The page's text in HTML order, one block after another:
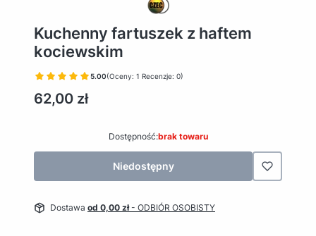
Kuchenny fartuszek z haftem
kociewskim
5.00(Oceny: 1 Recenzje: 0)
Cena
62,00 zł
Dostępność:brak towaru
Niedostępny
Dostawa od 0,00 zł- ODBIÓR OSOBISTY